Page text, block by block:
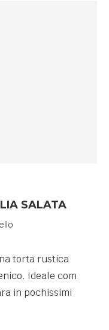
SALATA
torta rustica
Ideale com
in pochissimi